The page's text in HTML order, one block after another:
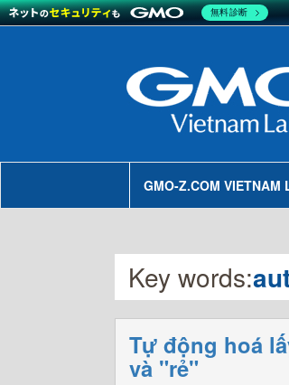
GMO-Z.COM VIETNAM
Key words:
Tự động hoá
và "rẻ"
無料診断